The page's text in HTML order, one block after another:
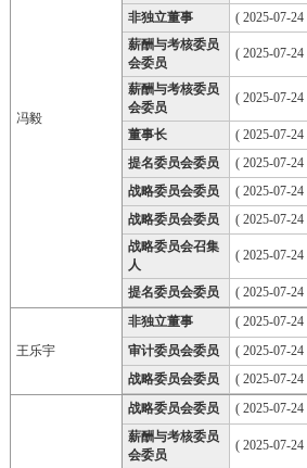
冯毅
非独立董事
( 2025-07-
薪酬与考核委员
会委员
( 2025-07-
薪酬与考核委员
会委员
( 2025-07-
董事长
( 2025-07-
提名委员会委员
( 2025-07-
战略委员会委员
( 2025-07-
战略委员会委员
( 2025-07-
战略委员会召集
人
( 2025-07-
提名委员会委员 ( 2025-07-
王乐宇
非独立董事
( 2025-07-
审计委员会委员
( 2025-07-
战略委员会委员
( 2025-07-
战略委员会委员
( 2025-07-
薪酬与考核委员
会委员
( 2025-07-